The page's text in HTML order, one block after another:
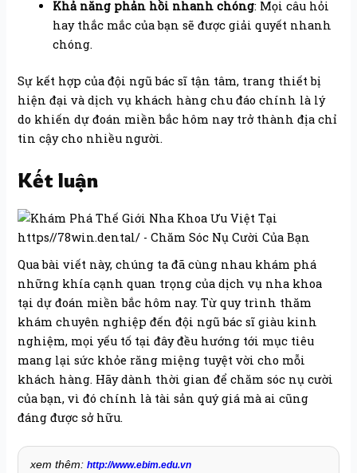
Khả năng phản hồi nhanh chóng: Mọi câu hỏi
hay thắc mắc của bạn sẽ được giải quyết nhanh
chóng.
Sự kết hợp của đội ngũ bác sĩ tận tâm, trang thiết bị
hiện đại và dịch vụ khách hàng chu đáo chính là lý
do khiến dự đoán miền bắc hôm nay trở thành địa chỉ
tin cậy cho nhiều người.
Kết luận
Qua bài viết này, chúng ta đã cùng nhau khám phá
những khía cạnh quan trọng của dịch vụ nha khoa
tại dự đoán miền bắc hôm nay. Từ quy trình thăm
khám chuyên nghiệp đến đội ngũ bác sĩ giàu kinh
nghiệm, mọi yếu tố tại đây đều hướng tới mục tiêu
mang lại sức khỏe răng miệng tuyệt vời cho mỗi
khách hàng. Hãy dành thời gian để chăm sóc nụ cười
của bạn, vì đó chính là tài sản quý giá mà ai cũng
đáng được sở hữu.
xem thêm:http://www.ebim.edu.vn